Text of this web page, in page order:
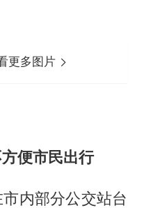
更多图片
便市民出行
内部分公交站台